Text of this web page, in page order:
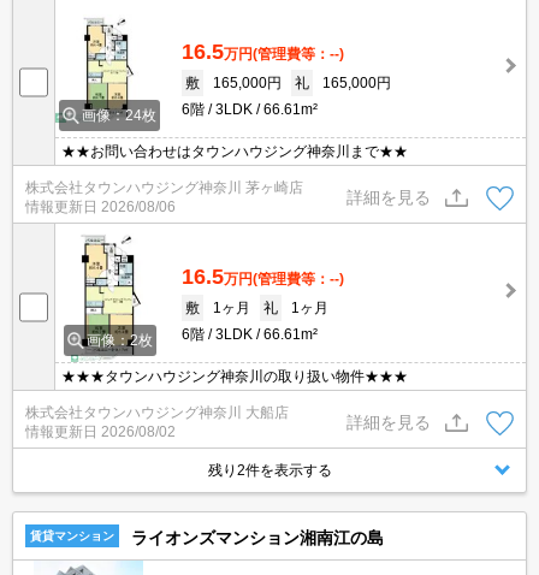
画像：24枚
16.5万円(管理費等：--)
敷
165,000円 礼
165,000円
6階
3LDK 66.61m²
★★お問い合わせはタウンハウジング神奈川まで★★
株式会社タウンハウジング神奈川 茅ヶ崎店
情報更新日 2026/08/06
詳細を見る
画像：2枚
16.5万円(管理費等：--)
敷
1ヶ月 礼
1ヶ月
6階
3LDK 66.61m²
★★★タウンハウジング神奈川の取り扱い物件★★★
株式会社タウンハウジング神奈川 大船店
情報更新日 2026/08/02
詳細を見る
残り2件を表示する
賃貸マンション ライオンズマンション湘南江の島